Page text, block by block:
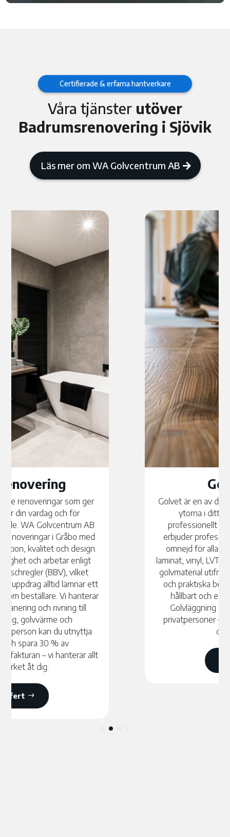
Certifierade & erfarna hantverkare
Våra tjänster utöver
Badrumsrenovering i Sjövik
Läs mer om WA Golvcentrum AB
Golvet är en av de mest synliga och mest använda
ytorna i ditt hem – och det förtjänar ett
professionellt hantverk. WA Golvcentrum AB
erbjuder professionell golvläggning i Gråbo med
omnejd för alla typer av golv, inklusive parkett,
laminat, vinyl, LVT och klinker. Vi hjälper dig välja rätt
golvmaterial utifrån dina önskemål, stilpreferenser
och praktiska behov, och vi säkerställer alltid ett
hållbart och estetiskt tilltalande slutresultat.
Golvläggning berättigar till
ROT-avdragför
privatpersoner – 30 % av arbetskostnaden dras
direkt på fakturan.
Få en offert